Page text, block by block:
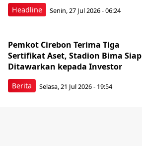
Headline Senin, 27 Jul 2026 - 06:24
Berita
Pemkot Cirebon Terima Tiga
Sertifikat Aset, Stadion Bima Siap
Ditawarkan kepada Investor
Selasa, 21 Jul 2026 - 19:54